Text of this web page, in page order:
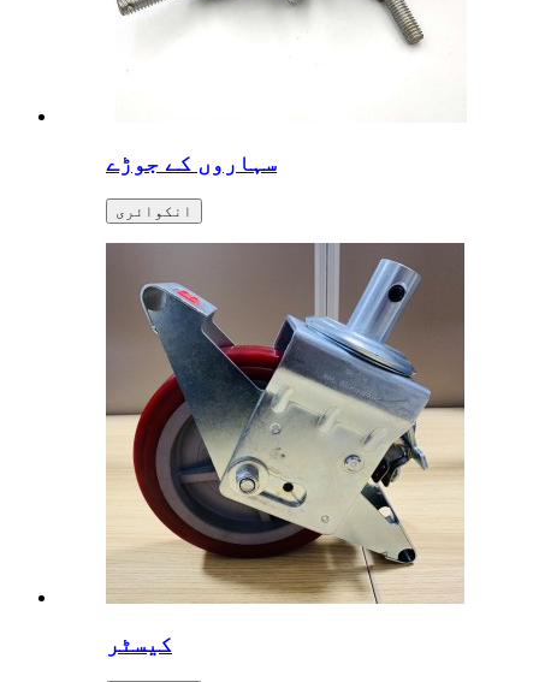
سہاروں کے جوڑے
انکوائری
کیسٹر